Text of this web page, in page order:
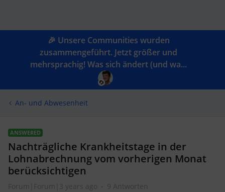
🎉 Unsere Communities wurden
zusammengeführt. Jetzt größer und
mehrsprachig! Was sich ändert (und wa...
An- und Abwesenheit
ANSWERED
Nachträgliche Krankheitstage in der
Lohnabrechnung vom vorherigen Monat
berücksichtigen
Forum|Forum|3 years ago 9 Antworten